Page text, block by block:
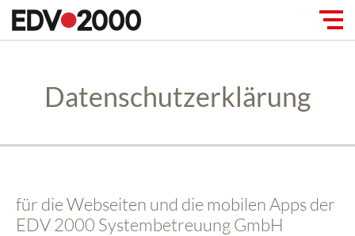
Datenschutzerklärung
für die Webseiten und die mobilen Apps der
EDV 2000 Systembetreuung GmbH